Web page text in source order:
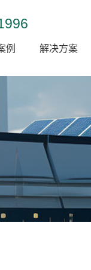
例 解决方案